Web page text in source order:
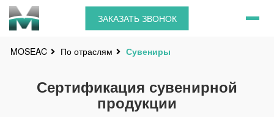
ЗАКАЗАТЬ ЗВОНОК
MOSEAC По отраслям Сувениры
Сертификация сувенирной
продукции